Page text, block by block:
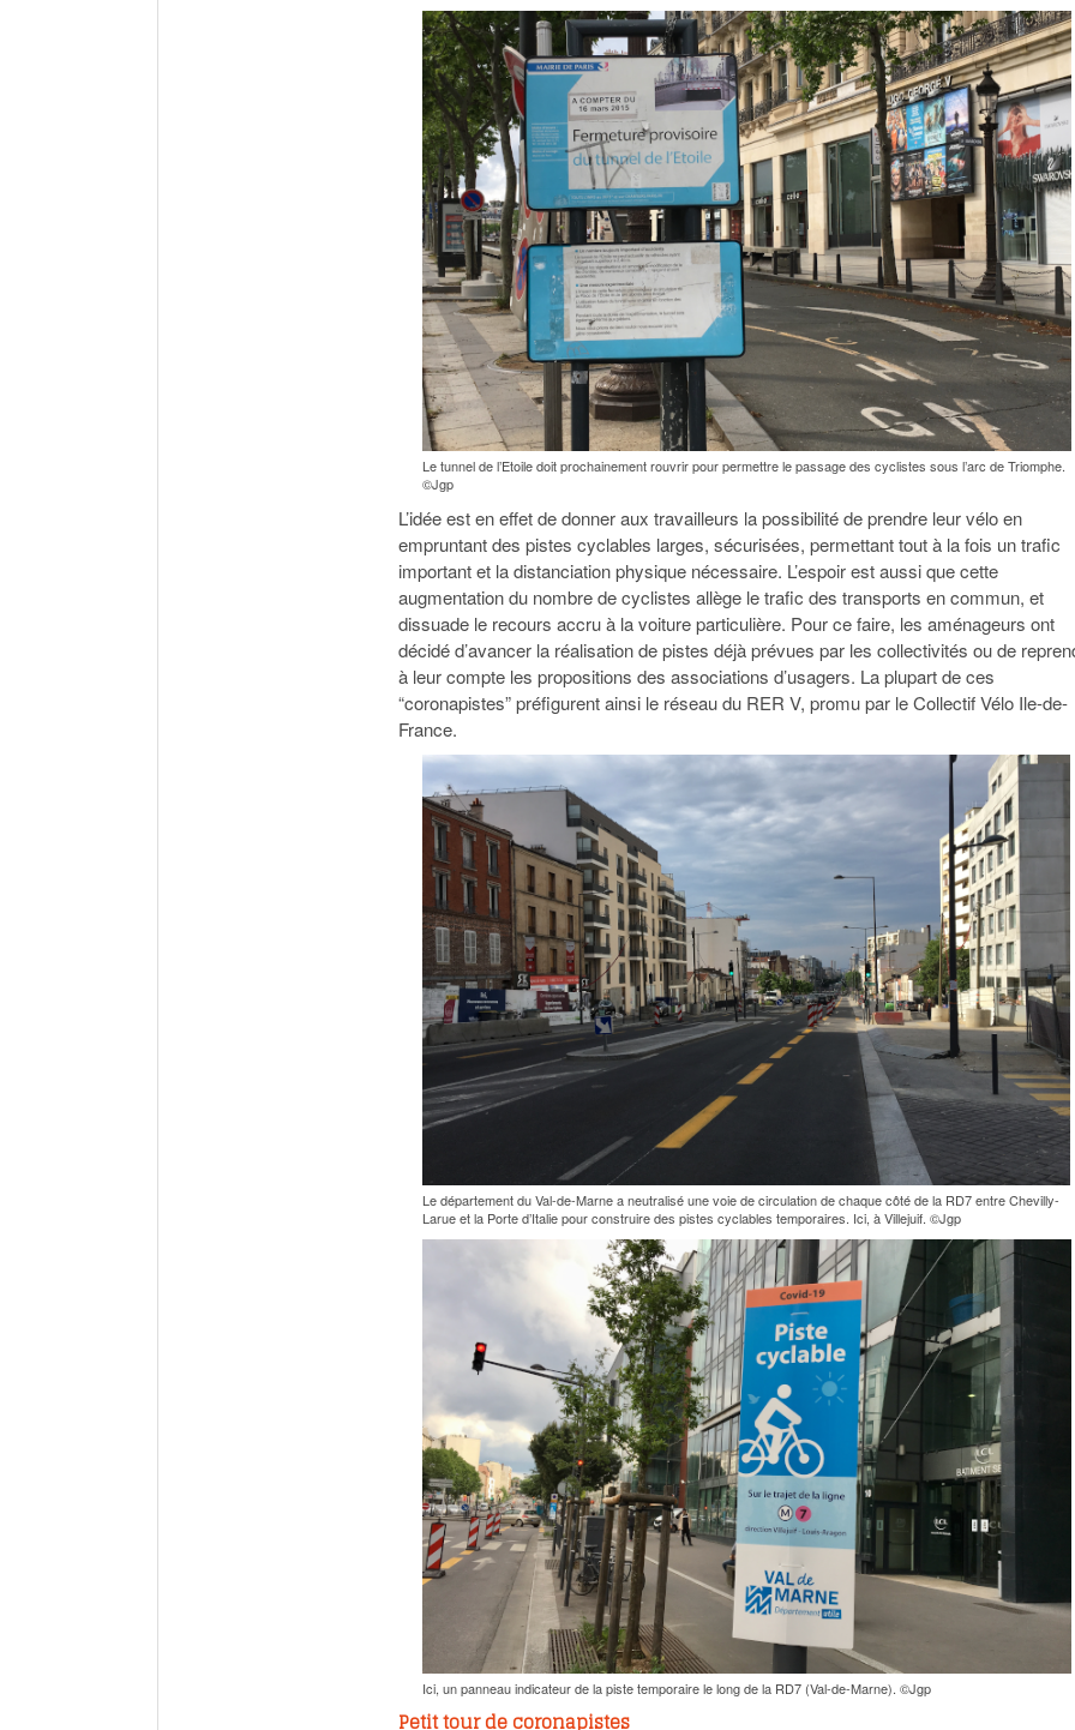
Le tunnel de l’Etoile doit prochainement rouvrir pour permettre le passage des cyclistes sous l’arc de Triomphe.
©Jgp
L’idée est en effet de donner aux travailleurs la possibilité de prendre leur vélo en
empruntant des pistes cyclables larges, sécurisées, permettant tout à la fois un trafic
important et la distanciation physique nécessaire. L’espoir est aussi que cette
augmentation du nombre de cyclistes allège le trafic des transports en commun, et
dissuade le recours accru à la voiture particulière. Pour ce faire, les aménageurs ont
décidé d’avancer la réalisation de pistes déjà prévues par les collectivités ou de
à leur compte les propositions des associations d’usagers. La plupart de ces
“coronapistes” préfigurent ainsi le réseau du RER V, promu par le Collectif Vélo Ile-de-
France.
Le département du Val-de-Marne a neutralisé une voie de circulation de chaque côté de la RD7 entre Chevilly-
Larue et la Porte d’Italie pour construire des pistes cyclables temporaires. Ici, à Villejuif. ©Jgp
Ici, un panneau indicateur de la piste temporaire le long de la RD7 (Val-de-Marne). ©Jgp
Petit tour de coronapistes